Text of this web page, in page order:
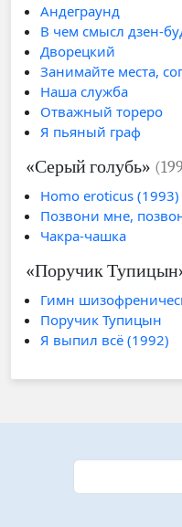
Андеграунд
В чем смысл дзен-
Дворецкий
Занимайте места,
Наша служба
Отважный тореро
Я пьяный граф
«Серый голубь»
Homo eroticus (1993)
Позвони мне,
Чакра-чашка
«Поручик
Гимн
Поручик Тупицын
Я выпил всё (1992)